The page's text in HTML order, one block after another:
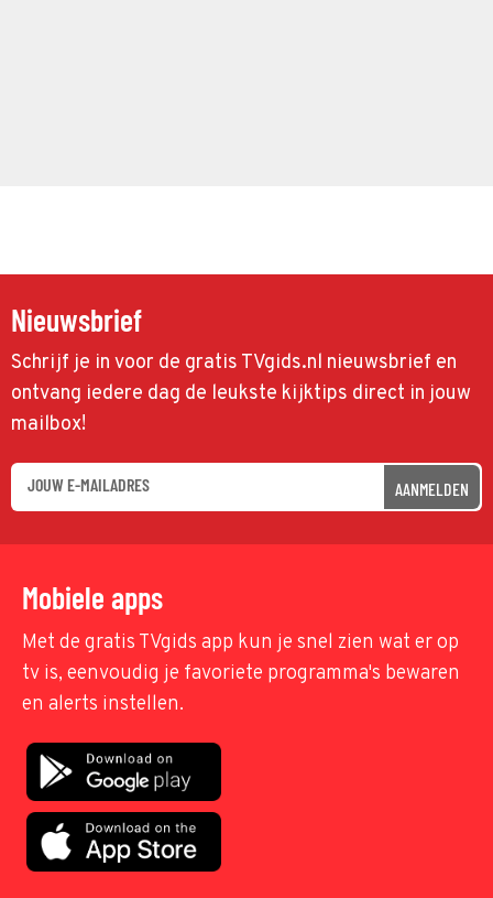
Nieuwsbrief
Schrijf je in voor de gratis TVgids.nl nieuwsbrief en
ontvang iedere dag de leukste kijktips direct in jouw
mailbox!
AANMELDEN
Mobiele apps
Met de gratis TVgids app kun je snel zien wat er op
tv is, eenvoudig je favoriete programma's bewaren
en alerts instellen.